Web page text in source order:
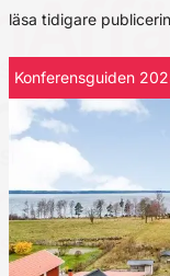
läsa tidigare
Konferensguiden